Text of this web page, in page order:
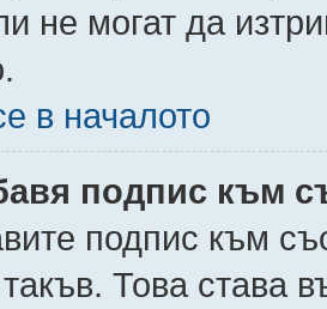
не могат да
в началото
подпис към
подпис към
Това